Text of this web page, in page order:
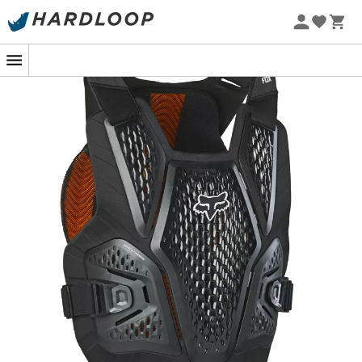
Promos d'été 🔥 -5 % EXTRA dès 2 produits* code Summer5
Protection stylée et discrète pour dompter
les trails !
En plein cœur d'une descente effrénée ou lors d'une
montée technique, le Raceframe Impact de
s'impose comme l'allié ultime des aventuriers du VTT.
Avec son design articulé, ce pare-pierres se faufile sous
ou sur votre maillot, épousant chaque contour de votre
corps pour une liberté de mouvement incomparable.
C'est comme un câlin protecteur qui ne vous retient
jamais, même dans les virages les plus serrés.
Ce qui le distingue vraiment, ce sont ses renforts en
D3O®, des petits génies de l'absorption d'impact. Ils
savent encaisser les chocs avec une élégance digne
d'un danseur étoile, sans jamais limiter votre agilité. Et
pour ne rien gâcher, ces protections sont associées à de